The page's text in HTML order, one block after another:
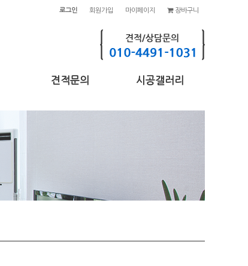
장바구니
마이페이지
회원가입
로그인
견적문의 시공갤러리